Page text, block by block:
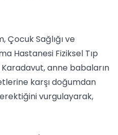
Çocuk Sağlığı ve
Hastanesi Fiziksel Tıp
anne babaların
karşı doğumdan
vurgulayarak,